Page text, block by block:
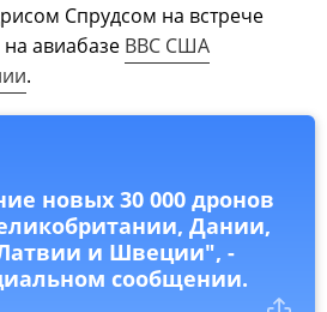
Спрудсом на встрече
авиабазе ВВС США
.
новых 30 000 дронов
Дании,
и Швеции", -
сообщении.